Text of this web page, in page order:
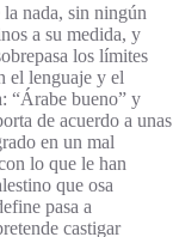
nada, sin ningún
a su medida, y
los límites
el lenguaje y el
“Árabe bueno” y
de acuerdo a unas
en un mal
lo que le han
que osa
pasa a
castigar